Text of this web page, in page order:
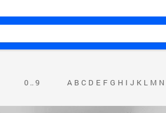
0 .. 9 A B C D E F G H I J K L M N